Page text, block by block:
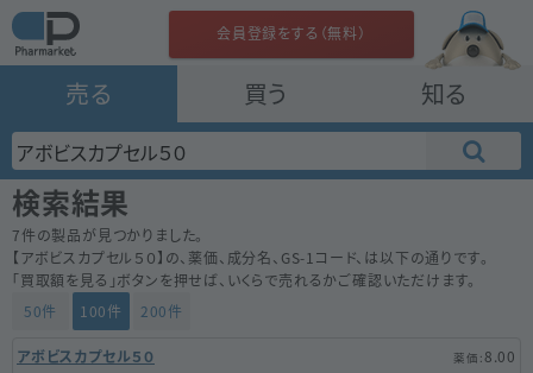
売る 買う 知る
会員登録をする（無料）
検索結果
7件の製品が見つかりました。
【アボビスカプセル５０】の、薬価、成分名、GS-1コード、は以下の通りです。
「買取額を見る」ボタンを押せば、いくらで売れるかご確認いただけます。
50件
100件 200件
アボビスカプセル５０ 8.00